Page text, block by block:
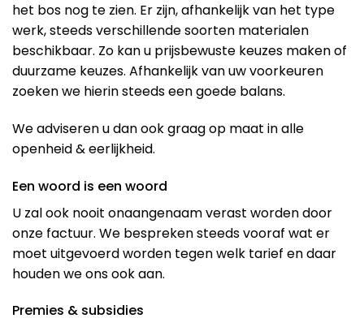
het bos nog te zien. Er zijn, afhankelijk van het type
werk, steeds verschillende soorten materialen
beschikbaar. Zo kan u prijsbewuste keuzes maken of
duurzame keuzes. Afhankelijk van uw voorkeuren
zoeken we hierin steeds een goede balans.
We adviseren u dan ook graag op maat in alle
openheid & eerlijkheid.
Een woord is een woord
U zal ook nooit onaangenaam verast worden door
onze factuur. We bespreken steeds vooraf wat er
moet uitgevoerd worden tegen welk tarief en daar
houden we ons ook aan.
Premies & subsidies